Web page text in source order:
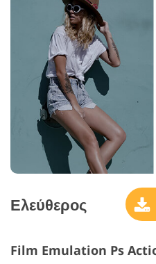
Ελεύθερος
Film Emulation Ps